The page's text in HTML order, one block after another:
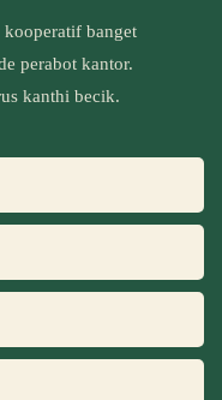
banget
perabot kantor.
kanthi becik.